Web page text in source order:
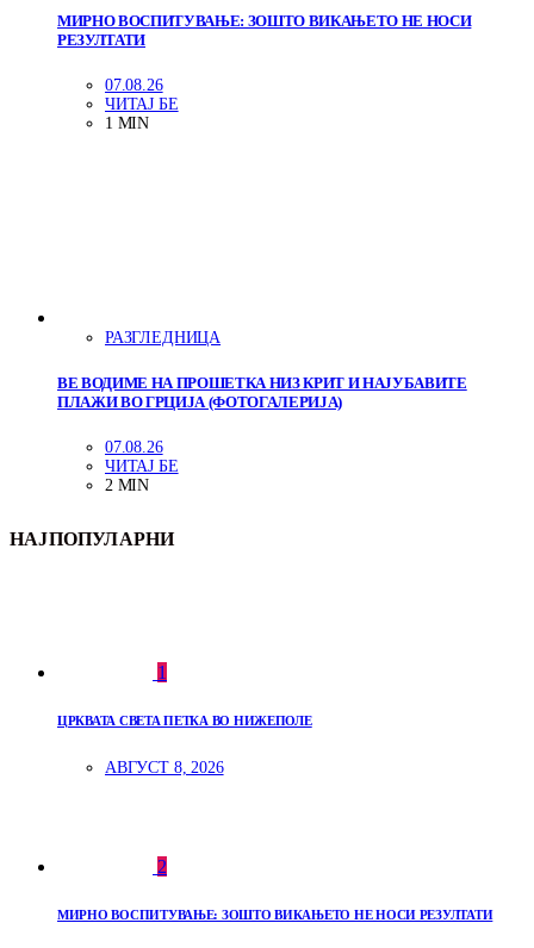
МИРНО ВОСПИТУВАЊЕ: ЗОШТО ВИКАЊЕТО НЕ НОСИ
РЕЗУЛТАТИ
07.08.26
ЧИТАЈ БЕ
1 MIN
РАЗГЛЕДНИЦА
ВЕ ВОДИМЕ НА ПРОШЕТКА НИЗ КРИТ И НАЈУБАВИТЕ
ПЛАЖИ ВО ГРЦИЈА (ФОТОГАЛЕРИЈА)
07.08.26
ЧИТАЈ БЕ
2 MIN
НАЈПОПУЛАРНИ
1
ЦРКВАТА СВЕТА ПЕТКА ВО НИЖЕПОЛЕ
АВГУСТ 8, 2026
2
МИРНО ВОСПИТУВАЊЕ: ЗОШТО ВИКАЊЕТО НЕ НОСИ РЕЗУЛТАТИ